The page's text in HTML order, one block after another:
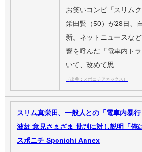
お笑いコンビ「スリム
栄田賢（50）が28日、
新。ネットニュースな
響を呼んだ「電車内ト
いて、改めて思…
（出典：スポニチアネックス）
スリム真栄田、一般人との「電車内暴
波紋 意見さまざま 批判に対し説明「俺
スポニチ Sponichi Annex